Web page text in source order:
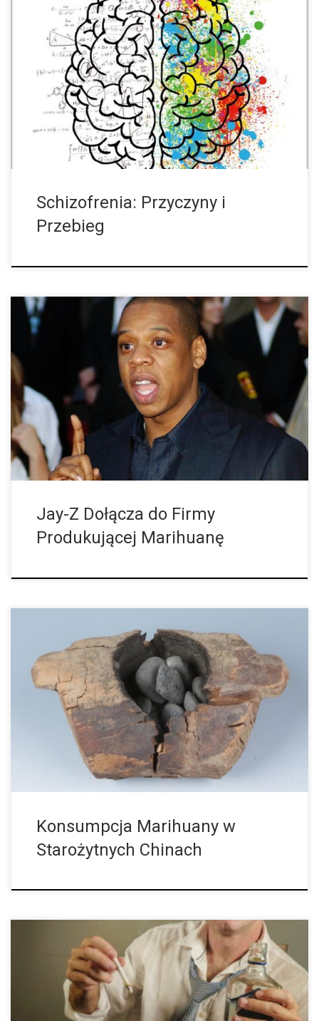
Używanie konopi indyjskich, zwłaszcza w okresie dojrzewania,
może być czynnikiem, który wywołuje schizofrenię, zwłaszcza
gdy istnieją do tego predyspozycje genetyczne i dalsze czynniki
ryzyka. Ale jak należy oceniać ryzyko spowodowane […]
Schizofrenia: Przyczyny i
Przebieg
Jest to pierwszy miliarder w historii rapu, który swoje miliardy
zarobił dzięki inteligentnym inwestycjom. Teraz Jay-Z chce
prowadzić interesy pewnej kalifornijskiej marki marihuany. Jako
nastolatek Jay-Z zarabiał pieniądze na handlu […]
Jay-Z Dołącza do Firmy
Produkującej Marihuanę
Stan odurzenia towarzyszy ludziom od tysięcy lat: Znaleziska
archeologiczne potwierdzają, że marihuana była palona w
Chinach już 2500 lat temu. Naukowcy mają na to również swoją
teorię. Dzika roślina marihuany […]
Konsumpcja Marihuany w
Starożytnych Chinach
Niektórzy ludzie częściej sięgają po alkohol lub inne środki
odurzające, w momencie gdy tracą pracę. Jednakże stosowanie